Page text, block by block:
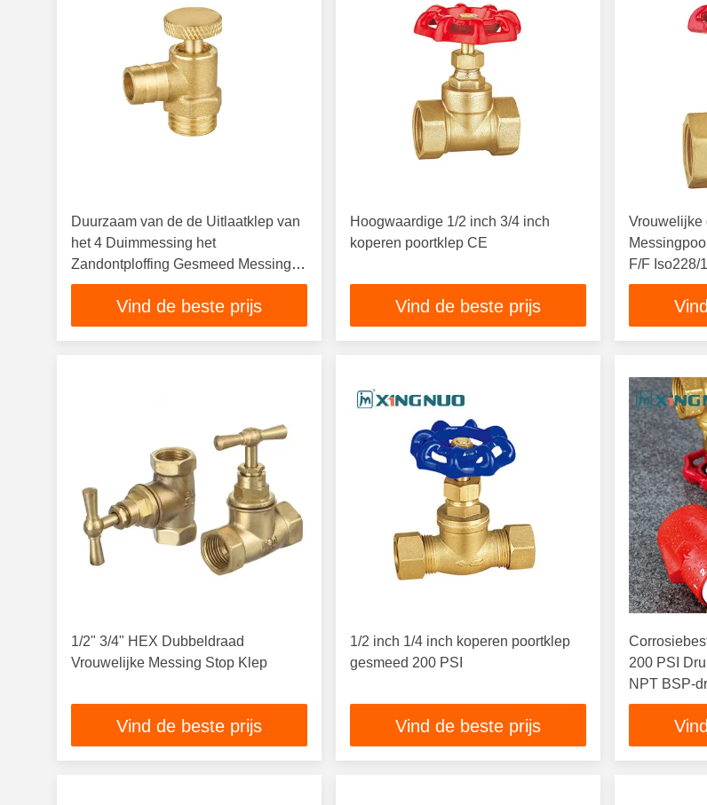
Duurzaam van de de Uitlaatklep van
het 4 Duimmessing het
Zandontploffing Gesmeed Messing
Boby
Vind de beste prijs
Hoogwaardige 1/2 inch 3/4 inch
koperen poortklep CE
Vind de beste prijs
Vrouwelijke
F/F Iso228/
1/2" 3/4" HEX Dubbeldraad
Vrouwelijke Messing Stop Klep
Vind de beste prijs
1/2 inch 1/4 inch koperen poortklep
gesmeed 200 PSI
Vind de beste prijs
200 PSI
NPT BSP-